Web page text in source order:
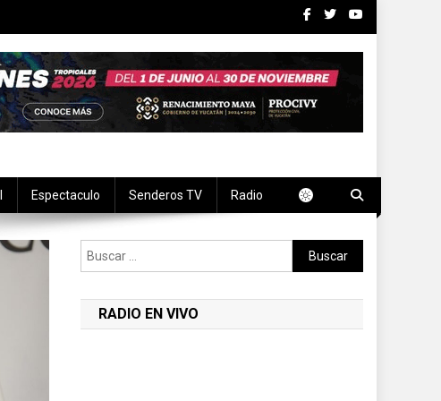
Espectaculo Senderos TV Radio
Buscar:
RADIO EN VIVO